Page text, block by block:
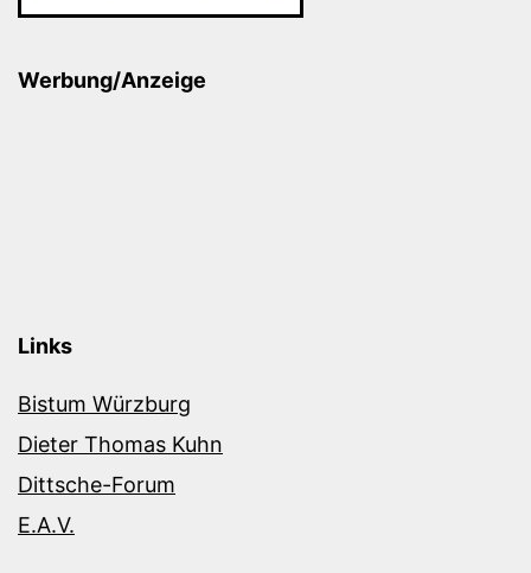
Werbung/Anzeige
Links
Bistum Würzburg
Dieter Thomas Kuhn
Dittsche-Forum
E.A.V.